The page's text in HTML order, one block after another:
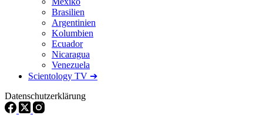
Brasilien
Argentinien
Kolumbien
Ecuador
Nicaragua
Venezuela
Scientology TV ➔
Datenschutzerklärung